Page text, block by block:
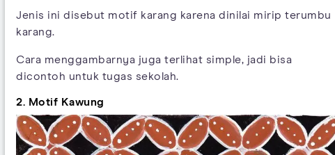
Jenis ini disebut motif karang karena dinilai mirip terumbu
karang.
Cara menggambarnya juga terlihat simple, jadi bisa
dicontoh untuk tugas sekolah.
2. Motif Kawung